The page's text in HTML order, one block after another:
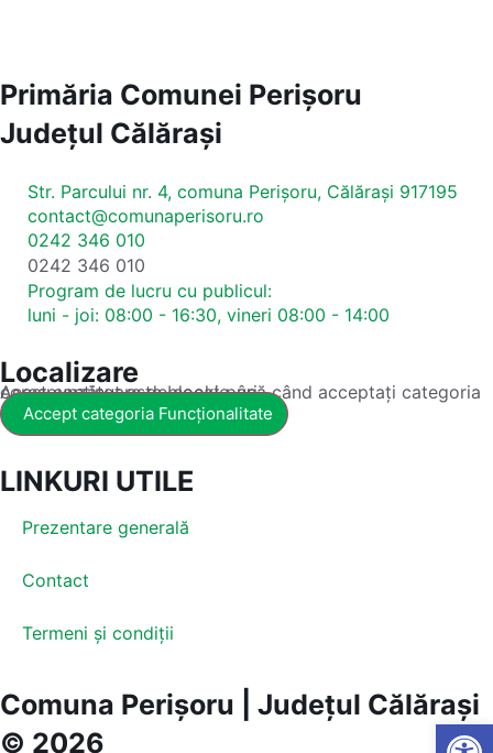
Primăria Comunei Perișoru
Județul Călărași
Str. Parcului nr. 4, comuna Perișoru, Călărași 917195
contact@comunaperisoru.ro
0242 346 010
0242 346 010
Program de lucru cu publicul:
luni - joi: 08:00 - 16:30, vineri 08:00 - 14:00
Localizare
Acest conținut este blocat până când acceptați categoria corespunzătoare de cookie-uri.
Accept categoria Funcționalitate
LINKURI UTILE
Prezentare generală
Contact
Termeni și condiții
Comuna Perișoru | Județul Călărași
© 2026